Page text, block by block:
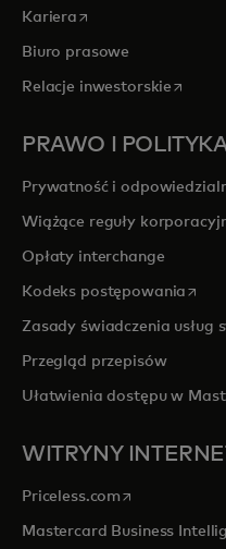
Kariera opens in a new tab
Biuro prasowe
Relacje inwestorskie opens
PRAWO I
Prywatność i
Wiążące reguły
Opłaty interchange
Kodeks postępowania
Zasady świadczenia usług
Przegląd przepisów
Ułatwienia dostępu w
WITRYNY
Priceless.com opens in a
Mastercard Business